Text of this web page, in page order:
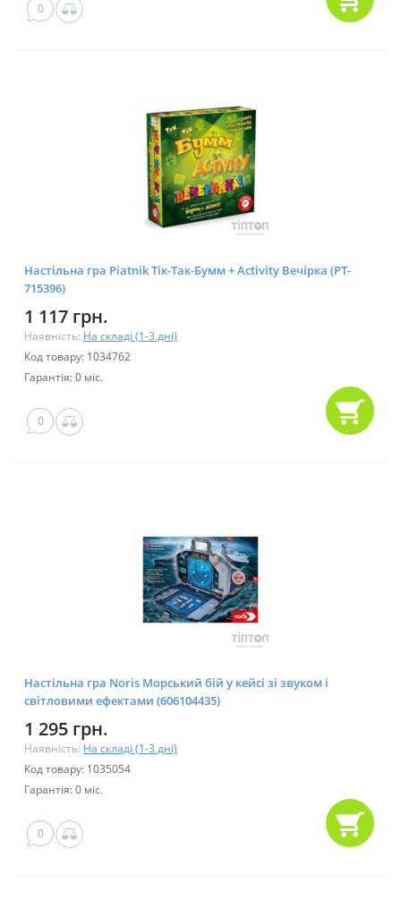
0
Настільна гра Piatnik Тік-Так-Бумм + Activity Вечірка (PT-
715396)
1 117 грн.
Наявність: На складі (1-3 дні)
Код товару: 1034762
Гарантія: 0 міс.
0
Настільна гра Noris Морський бій у кейсі зі звуком і
світловими ефектами (606104435)
1 295 грн.
Наявність: На складі (1-3 дні)
Код товару: 1035054
Гарантія: 0 міс.
0